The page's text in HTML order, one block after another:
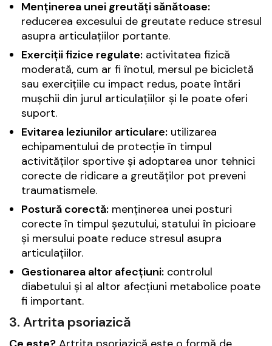
Menținerea unei greutăți sănătoase:
reducerea excesului de greutate reduce stresul
asupra articulațiilor portante.
Exerciții fizice regulate: activitatea fizică
moderată, cum ar fi înotul, mersul pe bicicletă
sau exercițiile cu impact redus, poate întări
mușchii din jurul articulațiilor și le poate oferi
suport.
Evitarea leziunilor articulare: utilizarea
echipamentului de protecție în timpul
activităților sportive și adoptarea unor tehnici
corecte de ridicare a greutăților pot preveni
traumatismele.
Postură corectă: menținerea unei posturi
corecte în timpul șezutului, statului în picioare
și mersului poate reduce stresul asupra
articulațiilor.
Gestionarea altor afecțiuni: controlul
diabetului și al altor afecțiuni metabolice poate
fi important.
3. Artrita psoriazică